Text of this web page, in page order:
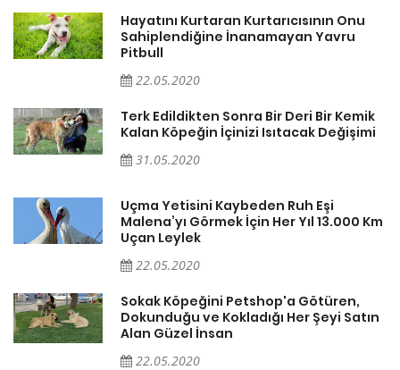
Hayatını Kurtaran Kurtarıcısının Onu
Sahiplendiğine İnanamayan Yavru
Pitbull
22.05.2020
Terk Edildikten Sonra Bir Deri Bir Kemik
Kalan Köpeğin İçinizi Isıtacak Değişimi
31.05.2020
Uçma Yetisini Kaybeden Ruh Eşi
Malena’yı Görmek İçin Her Yıl 13.000 Km
Uçan Leylek
22.05.2020
Sokak Köpeğini Petshop'a Götüren,
Dokunduğu ve Kokladığı Her Şeyi Satın
Alan Güzel İnsan
22.05.2020